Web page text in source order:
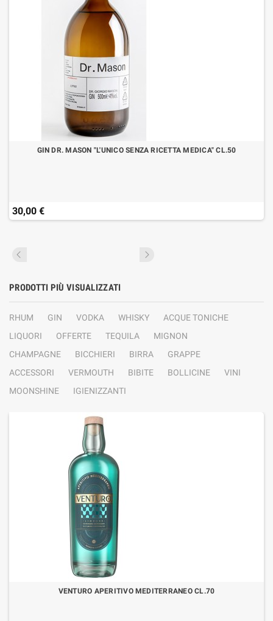
GIN DR. MASON "L'UNICO SENZA RICETTA MEDICA" CL.50
30,00 €
PRODOTTI PIÙ VISUALIZZATI
RHUM GIN VODKA WHISKY
ACQUE TONICHE
LIQUORI
OFFERTE TEQUILA
MIGNON
CHAMPAGNE
BICCHIERI BIRRA
GRAPPE
ACCESSORI
VERMOUTH BIBITE BOLLICINE
VINI
MOONSHINE
IGIENIZZANTI
VENTURO APERITIVO MEDITERRANEO CL.70